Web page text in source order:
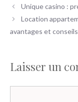
Unique casino :
Location
avantages et conseils
Laisser un